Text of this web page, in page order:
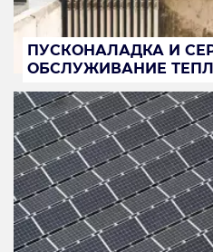
ПУСКОНАЛАДКА И
ОБСЛУЖИВАНИЕ